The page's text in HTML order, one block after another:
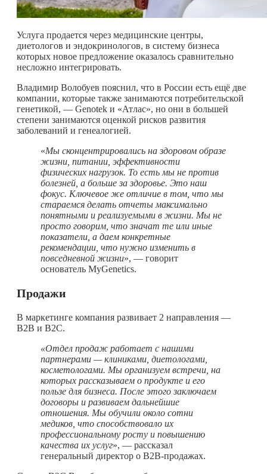
Услуга продается через медицинские центры,
диетологов и эндокринологов, в систему бизнеса
которых новое предложение оказалось сравнительно
несложно интегрировать.
Владимир Волобуев пояснил, что в России есть ещё две
компании, которые также занимаются потребительской
генетикой, — Genotek и «Атлас», но они в большей
степени занимаются оценкой рисков развития
заболеваний и генеалогией.
«Мы сконцентрировались на здоровом образе
жизни, питании, эффективности
физических нагрузок. То есть мы не против
болезней, а больше за здоровье. Это наш
фокус. Ключевое же отличие в том, что мы
стараемся делать отчеты максимально
понятными и реализуемыми в жизни. Мы не
просто говорим, что значат те или иные
показатели, а даем конкретные
рекомендации, что нужно изменить в
повседневной жизни», — говорит
основатель MyGenetics.
Продажи
В маркетинге компания развивает 2 направления —
B2B и B2C.
«Отдел продаж работает с нашими
партнерами — клиниками, диетологами,
косметологами. Мы организуем встречи, на
которых рассказываем о продукте и его
пользе для бизнеса. После этого заключаем
договоры и развиваем дальнейшие
отношения. Мы обучили около сотни
медиков, что способствовало их
профессиональному росту и повышению
качества их услуг», — рассказал
генеральный директор о B2B-продажах.